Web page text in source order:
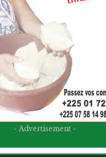
- Advertisement -